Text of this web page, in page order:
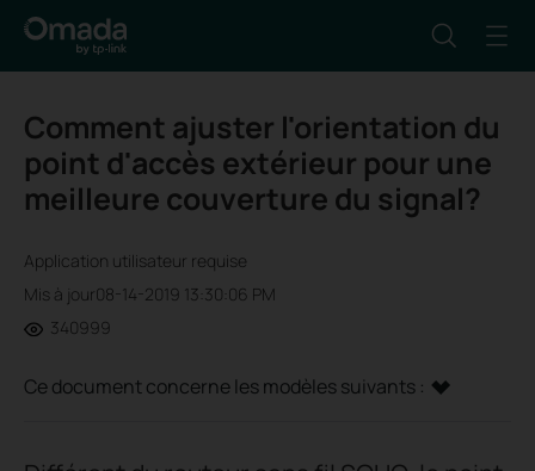
Comment ajuster l'orientation du
point d'accès extérieur pour une
meilleure couverture du signal?
Application utilisateur requise
Mis à jour08-14-2019 13:30:06 PM
340999
Ce document concerne les modèles suivants :